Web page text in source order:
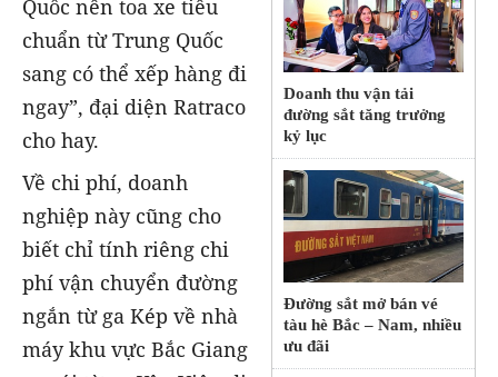
Doanh thu vận tải
đường sắt tăng trưởng
kỷ lục
Đường sắt mở bán vé
tàu hè Bắc – Nam, nhiều
ưu đãi
Quốc nên toa xe tiêu
chuẩn từ Trung Quốc
sang có thể xếp hàng đi
ngay”, đại diện Ratraco
cho hay.
Về chi phí, doanh
nghiệp này cũng cho
biết chỉ tính riêng chi
phí vận chuyển đường
ngắn từ ga Kép về nhà
máy khu vực Bắc Giang